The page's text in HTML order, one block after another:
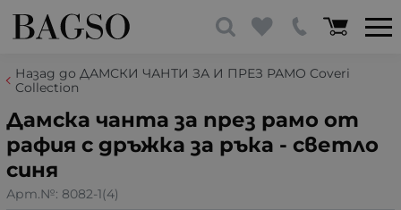
Назад до ДАМСКИ ЧАНТИ ЗА И ПРЕЗ РАМО Coveri
Collection
Дамска чанта за през рамо от
рафия с дръжка за ръка - светло
синя
Арт.№: 8082-1(4)